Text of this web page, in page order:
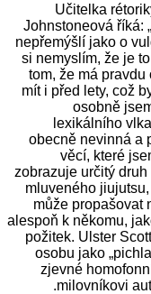
Učitelka
Johnstoneová říká:
nepřemýšlí jako o
si nemyslím, že je
tom, že má
mít i před lety, což
osobně
lexikálního
obecně nevinná a
věcí, které
zobrazuje určitý
mluveného
může propašovat
alespoň k někomu,
požitek. Ulster
osobu jako
zjevné
milovníkovi